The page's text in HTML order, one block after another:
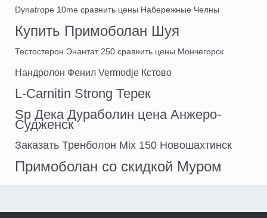
Dynatrope 10me сравнить цены Набережные Челны
Купить Примоболан Шуя
Тестостерон Энантат 250 сравнить цены Мончегорск
Нандролон Фенил Vermodje Кстово
L-Carnitin Strong Терек
Sp Дека Дураболин цена Анжеро-
Судженск
Заказать Тренболон Mix 150 Новошахтинск
Примоболан со скидкой Муром